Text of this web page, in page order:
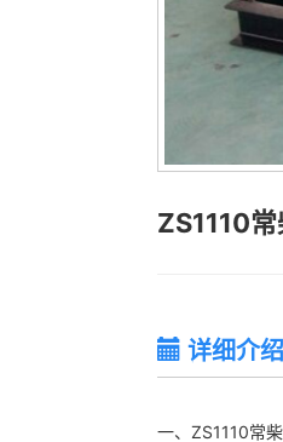
ZS1110
详细介绍
一、ZS1110常